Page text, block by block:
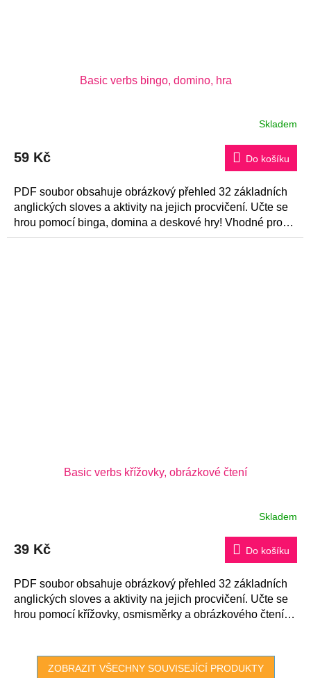
Basic verbs bingo, domino, hra
je
5
hvězdiček.
Skladem
59 Kč Do košíku
PDF soubor obsahuje obrázkový přehled 32 základních
anglických sloves a aktivity na jejich procvičení. Učte se
hrou pomocí binga, domina a deskové hry! Vhodné pro
začátečníky.
Basic verbs křížovky, obrázkové čtení
Skladem
39 Kč Do košíku
PDF soubor obsahuje obrázkový přehled 32 základních
anglických sloves a aktivity na jejich procvičení. Učte se
hrou pomocí křížovky, osmisměrky a obrázkového čtení!
ZOBRAZIT VŠECHNY SOUVISEJÍCÍ PRODUKTY